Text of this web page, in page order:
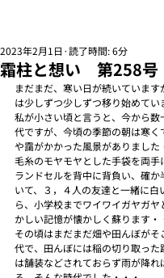
霜柱と想い 第258号
2023年2月1日 読了時間: 6分
まだまだ、寒い日が続いていま
は少しずつ少しずつ移り始めてい
私が小さい頃と言うと、今から数
代ですが、今頃の季節の朝は寒く
や靄がかかった風景がありました
毛糸のモヤモヤとした手袋を両手
ランドセルを背中に背負い、確か
いて、３，４人の友達と一緒に白
ら、小学校までワイワイガヤガ
かしい記憶が懐かしく蘇ります・
その頃はまだまだ畑や田んぼが
代で、田んぼには稲の切り取った
は舗装などされておらず雨が降